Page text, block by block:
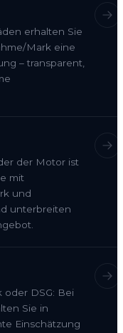
erhalten Sie
Mark eine
– transparent,
der Motor ist
mit
und
unterbreiten
oder DSG: Bei
Sie in
Einschätzung